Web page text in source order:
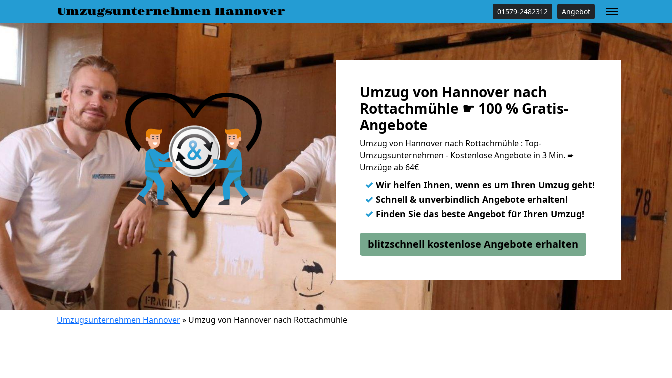
Umzugsunternehmen Hannover 01579-2482312 Angebot
Umzug von Hannover nach
Rottachmühle ☛ 100 % Gratis-
Angebote
Umzug von Hannover nach Rottachmühle : Top-
Umzugsunternehmen - Kostenlose Angebote in 3 Min. ➨
Umzüge ab 64€
✓ Wir helfen Ihnen, wenn es um Ihren Umzug geht!
✓ Schnell & unverbindlich Angebote erhalten!
✓ Finden Sie das beste Angebot für Ihren Umzug!
blitzschnell kostenlose Angebote erhalten
Umzugsunternehmen Hannover» Umzug von Hannover nach Rottachmühle